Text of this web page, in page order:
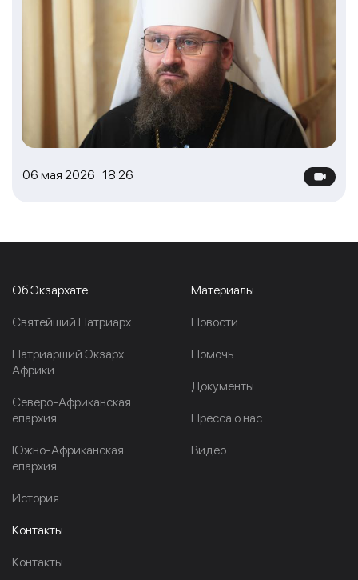
06 мая 2026 18:26
Об Экзархате
Cвятейший Патриарх
Патриарший Экзарх
Африки
Северо-Африканская
епархия
Южно-Африканская
епархия
История
Материалы
Новости
Помочь
Документы
Пресса о нас
Видео
Контакты
Контакты